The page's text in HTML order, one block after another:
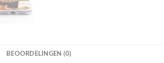
BEOORDELINGEN (0)